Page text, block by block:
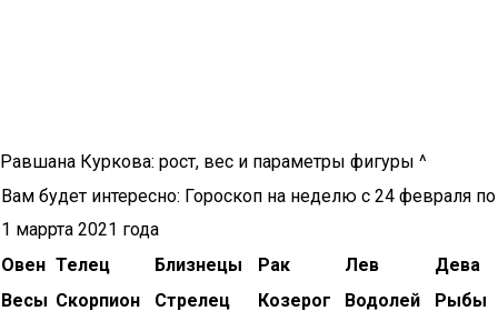
Равшана Куркова: рост, вес и параметры фигуры ^
Вам будет интересно: Гороскоп на неделю с 24 февраля по
1 маррта 2021 года
Овен Телец Близнецы Рак Лев
Дева
Весы Скорпион Стрелец Козерог Водолей Рыбы